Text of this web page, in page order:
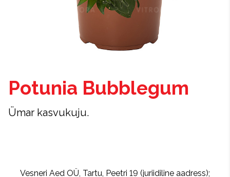
Potunia Bubblegum
Ümar kasvukuju.
Vesneri Aed OÜ, Tartu, Peetri 19 (juriidiline aadress);